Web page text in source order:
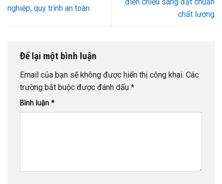
nghiệp, quy trình an toàn
chất lượng
Để lại một bình luận
Email của bạn sẽ không được hiển thị công khai. Các
trường bắt buộc được đánh dấu *
Bình luận *